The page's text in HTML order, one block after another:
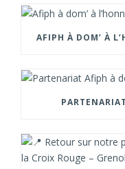
AFIPH À DOM’ À